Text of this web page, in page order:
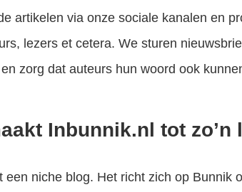
artikelen via onze sociale kanalen en
lezers et cetera. We sturen
zorg dat auteurs hun woord ook
Inbunnik.nl tot zo’n
een niche blog. Het richt zich op Bunnik